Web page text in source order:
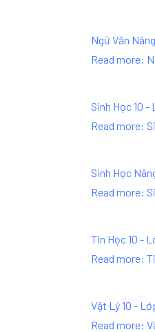
Ngữ Văn
Read more:
Sinh Học 10 -
Read more:
Sinh Học
Read more:
Tin Học 10 -
Read more:
Vật Lý 10 -
Read more: